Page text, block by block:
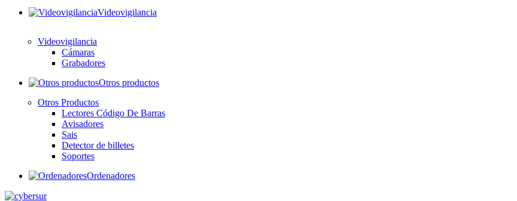
Videovigilancia
Videovigilancia
Cámaras
Grabadores
Otros productos
Otros Productos
Lectores Código De Barras
Avisadores
Sais
Detector de billetes
Soportes
Ordenadores